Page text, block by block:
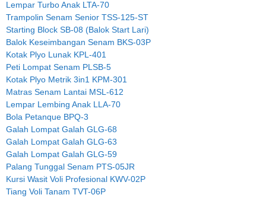
Lempar Turbo Anak LTA-70
Trampolin Senam Senior TSS-125-ST
Starting Block SB-08 (Balok Start Lari)
Balok Keseimbangan Senam BKS-03P
Kotak Plyo Lunak KPL-401
Peti Lompat Senam PLSB-5
Kotak Plyo Metrik 3in1 KPM-301
Matras Senam Lantai MSL-612
Lempar Lembing Anak LLA-70
Bola Petanque BPQ-3
Galah Lompat Galah GLG-68
Galah Lompat Galah GLG-63
Galah Lompat Galah GLG-59
Palang Tunggal Senam PTS-05JR
Kursi Wasit Voli Profesional KWV-02P
Tiang Voli Tanam TVT-06P